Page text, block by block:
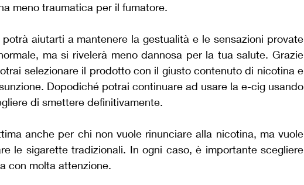
meno traumatica per il fumatore.
aiutarti a mantenere la gestualità e le sensazioni provate
ma si rivelerà meno dannosa per la tua salute. Grazie
selezionare il prodotto con il giusto contenuto di nicotina e
Dopodiché potrai continuare ad usare la e-cig usando
di smettere definitivamente.
anche per chi non vuole rinunciare alla nicotina, ma vuole
le sigarette tradizionali. In ogni caso, è importante scegliere
con molta attenzione.